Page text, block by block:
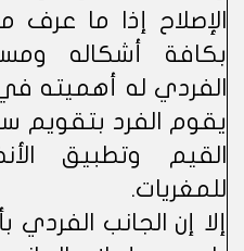
الإصلاح إذا ما عرف
بكافة أشكاله
الفردي له أهميته
يقوم الفرد بتقويم
القيم وتطبيق
للمغريات.
إلا إن الجانب